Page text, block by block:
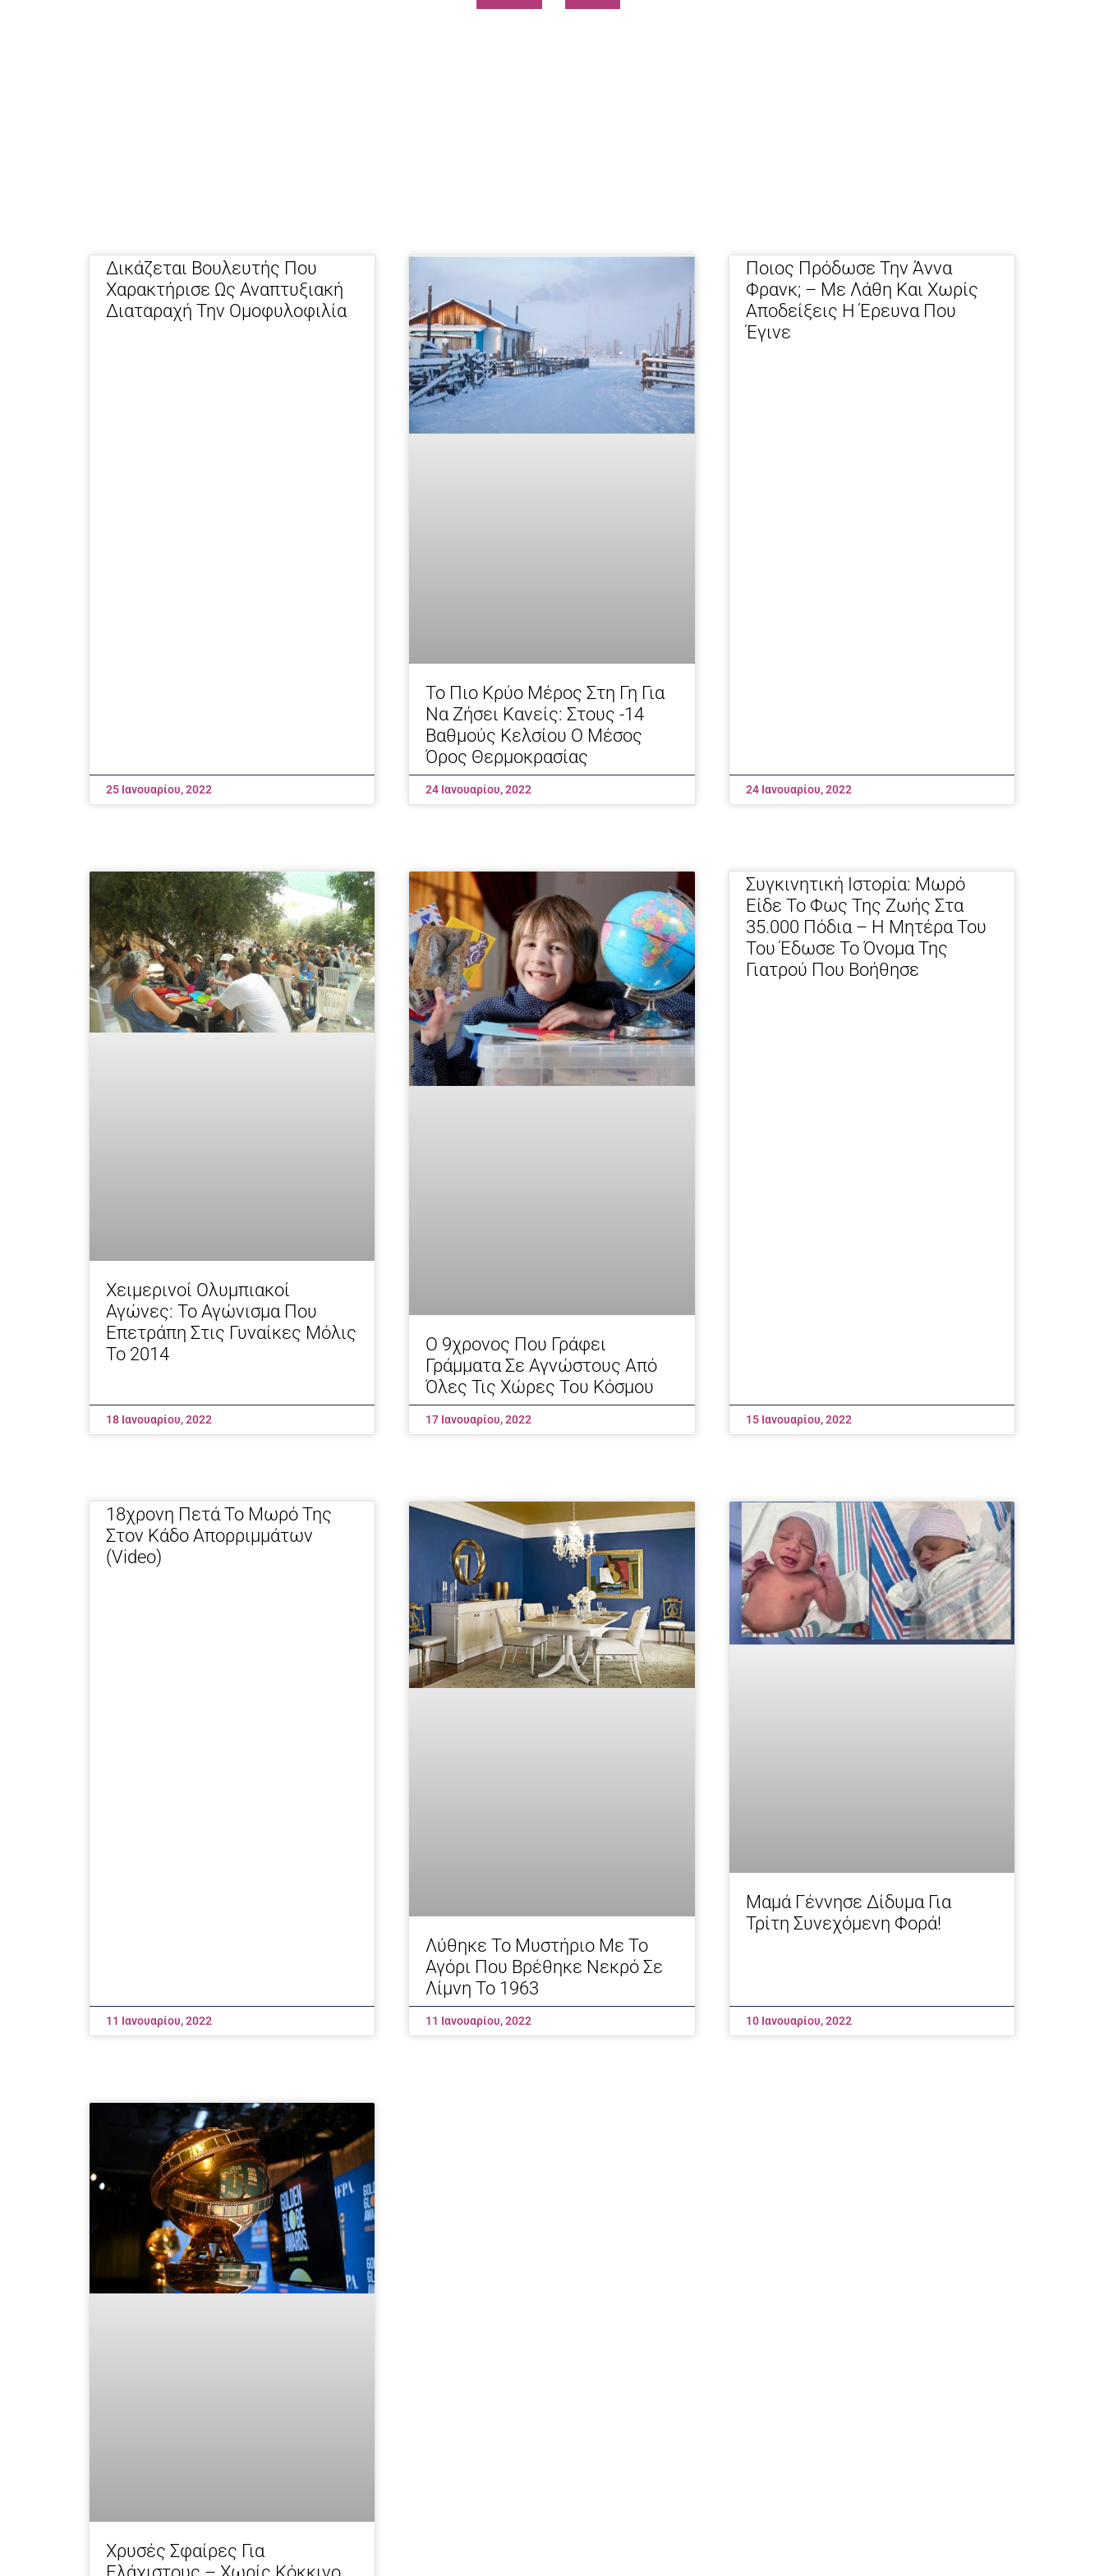
Δικάζεται Βουλευτής Που
Χαρακτήρισε Ως Αναπτυξιακή
Διαταραχή Την Ομοφυλοφιλία
25 Ιανουαρίου, 2022
Το Πιο Κρύο Μέρος Στη Γη Για
Να Ζήσει Κανείς: Στους -14
Βαθμούς Κελσίου Ο Μέσος
Όρος Θερμοκρασίας
24 Ιανουαρίου, 2022
Ποιος Πρόδωσε Την Άννα
Φρανκ; – Με Λάθη Και Χωρίς
Αποδείξεις Η Έρευνα Που
Έγινε
24 Ιανουαρίου, 2022
Χειμερινοί Ολυμπιακοί
Αγώνες: Το Αγώνισμα Που
Επετράπη Στις Γυναίκες Μόλις
Το 2014
18 Ιανουαρίου, 2022
Ο 9χρονος Που Γράφει
Γράμματα Σε Αγνώστους Από
Όλες Τις Χώρες Του Κόσμου
17 Ιανουαρίου, 2022
Συγκινητική Ιστορία: Μωρό
Είδε Το Φως Της Ζωής Στα
35.000 Πόδια – Η Μητέρα Του
Του Έδωσε Το Όνομα Της
Γιατρού Που Βοήθησε
15 Ιανουαρίου, 2022
18χρονη Πετά Το Μωρό Της
Στον Κάδο Απορριμμάτων
(video)
11 Ιανουαρίου, 2022
Λύθηκε Το Μυστήριο Με Το
Αγόρι Που Βρέθηκε Νεκρό Σε
Λίμνη Το 1963
11 Ιανουαρίου, 2022
Μαμά Γέννησε Δίδυμα Για
Τρίτη Συνεχόμενη Φορά!
10 Ιανουαρίου, 2022
Χρυσές Σφαίρες Για
PagePagePagePagePage
PagePagePagePagePage